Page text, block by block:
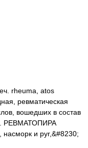
rheuma, atos
ревматическая
вошедших в состав
РЕВМАТОПИРА
насморк и pyr,&#8230;